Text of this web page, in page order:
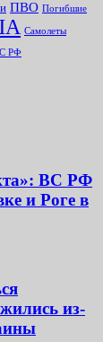
ПВО Погибшие
Самолеты
РФ
ВС РФ
и Роге в
из-